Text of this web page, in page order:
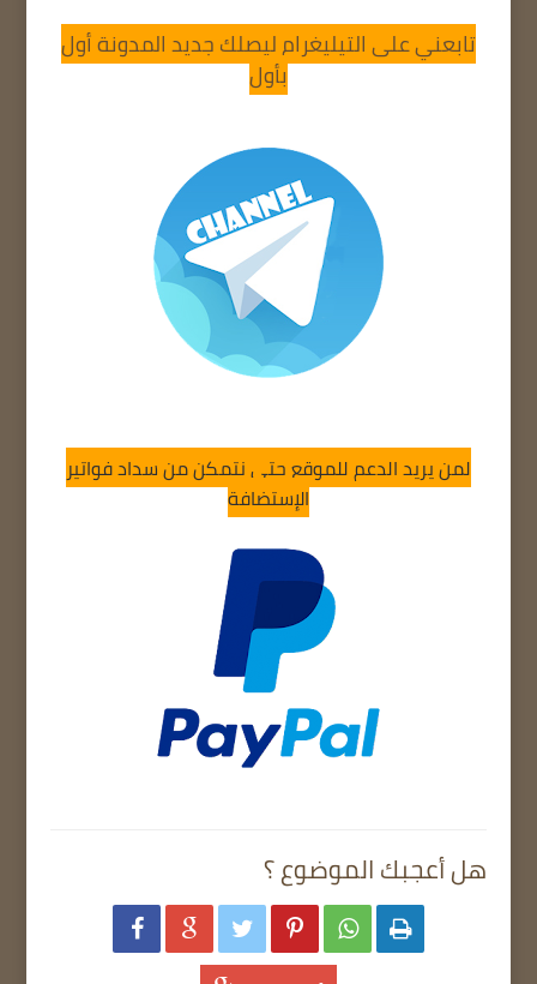
تابعني على التيليغرام ليصلك جديد المدونة أول
بأول
لمن يريد الدعم للموقع حتى نتمكن من سداد فواتير
الإستضافة
هل أعجبك الموضوع ؟
     